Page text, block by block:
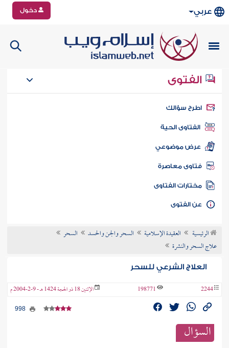
عربي دخول
الفتوى
سؤالك
الفتاوى الحية
عرض موضوعي
فتاوى معاصرة
مختارات الفتاوى
الفتوى
الرئيسية العقيدة الإسلامية السحر والجن والحسد
السحر
علاج السحر والنشرة
العلاج الشرعي للسحر
2244
198771 الإثنين 18 ذو الحجة 1424 هـ - 9-2-2004 م
السؤال